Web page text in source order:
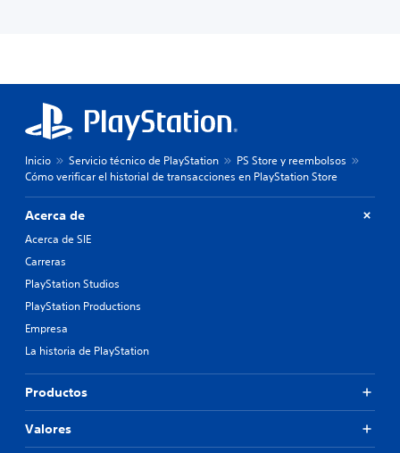
Inicio Servicio técnico de PlayStation
PS Store y reembolsos
Cómo verificar el historial de transacciones en PlayStation Store
Acerca de
Acerca de SIE
Carreras
PlayStation Studios
PlayStation Productions
Empresa
La historia de PlayStation
Productos
Valores